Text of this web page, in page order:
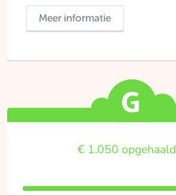
Meer informatie
€ 1.050 opgehaald